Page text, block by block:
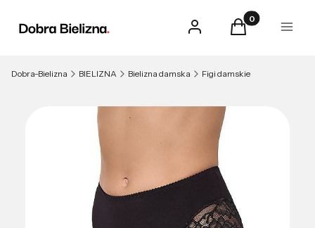
Zaloguj sięProdukty w
Koszyk Menu
Dobra-Bielizna BIELIZNA Bielizna damska Figi damskie